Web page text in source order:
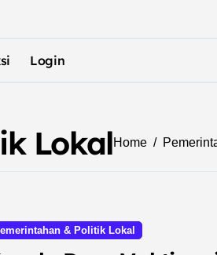
Login
LokalHome
& Politik Lokal